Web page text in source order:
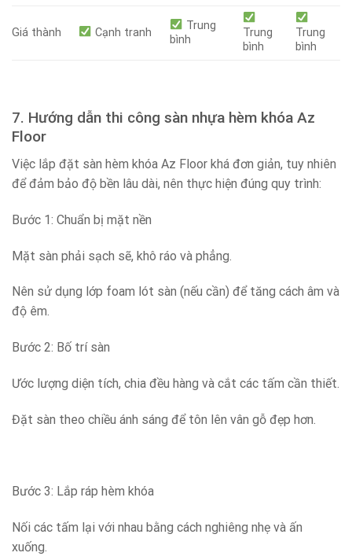
Giá thành Cạnh tranh
Trung
bình
Trung
bình
Trung
bình
7. Hướng dẫn thi công sàn nhựa hèm khóa Az
Floor
Việc lắp đặt sàn hèm khóa Az Floor khá đơn giản, tuy nhiên
để đảm bảo độ bền lâu dài, nên thực hiện đúng quy trình:
Bước 1: Chuẩn bị mặt nền
Mặt sàn phải sạch sẽ, khô ráo và phẳng.
Nên sử dụng lớp foam lót sàn (nếu cần) để tăng cách âm và
độ êm.
Bước 2: Bố trí sàn
Ước lượng diện tích, chia đều hàng và cắt các tấm cần thiết.
Đặt sàn theo chiều ánh sáng để tôn lên vân gỗ đẹp hơn.
Bước 3: Lắp ráp hèm khóa
Nối các tấm lại với nhau bằng cách nghiêng nhẹ và ấn
xuống.